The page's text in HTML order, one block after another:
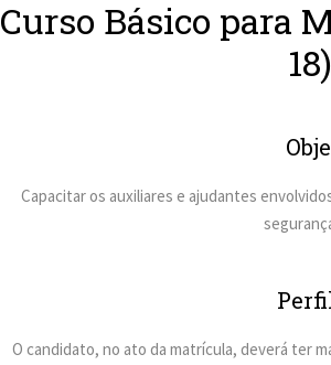
Curso Básico para
Capacitar os auxiliares e ajudantes
O candidato, no ato da matrícula, deverá ter